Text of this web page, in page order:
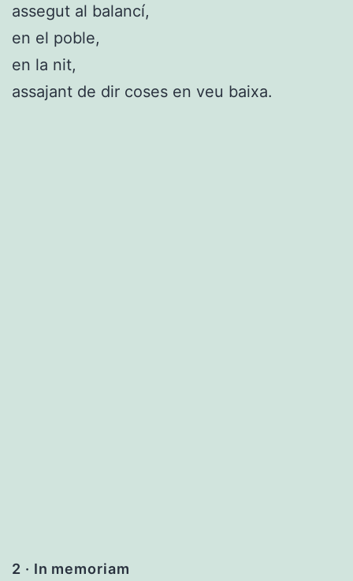
assegut al balancí,
en el poble,
en la nit,
assajant de dir coses en veu baixa.
2 · In memoriam